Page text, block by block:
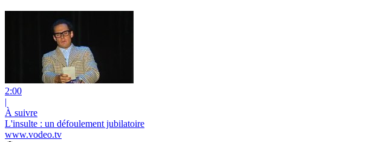
2:00
|
À suivre
L'insulte : un défoulement jubilatoire
www.vodeo.tv